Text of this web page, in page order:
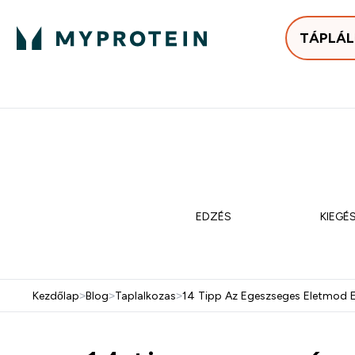
EDZÉS
Kezdőlap>Blog>Taplalkozas>14 Tipp Az Egeszseges Eletmod